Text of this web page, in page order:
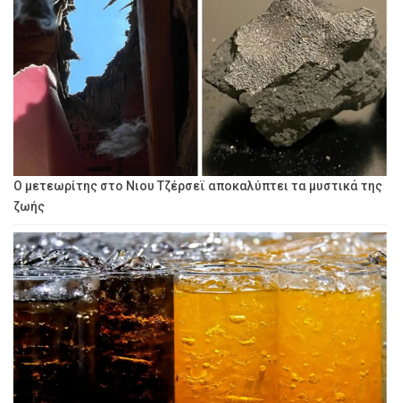
Ο μετεωρίτης στο Νιου Τζέρσεϊ αποκαλύπτει τα μυστικά της
ζωής